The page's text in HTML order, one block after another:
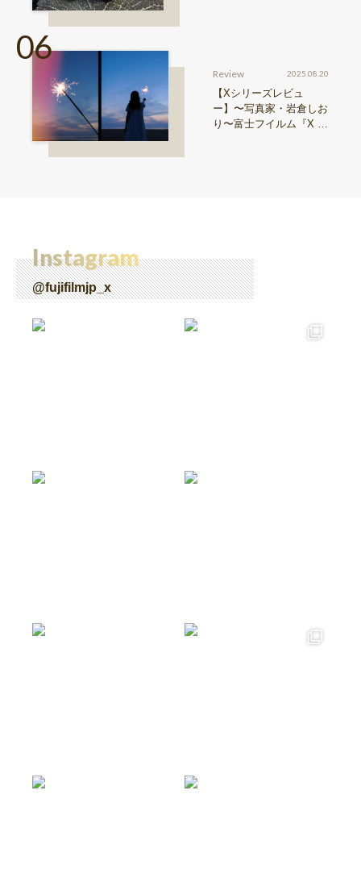
Review 2025.08.20
【Xシリーズレビュ
ー】〜写真家・岩倉しお
り〜富士フイルム『X ha
Instagram
@fujifilmjp_x